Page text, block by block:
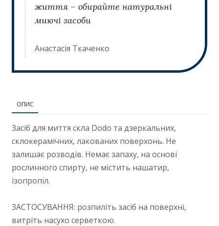
життя – обирайте натуральні
миючі засоби
Анастасія Ткаченко
ОПИС
Засіб для миття скла Dodo та дзеркальних,
склокерамічних, лакованих поверхонь. Не
залишає розводів. Немає запаху, на основі
рослинного спирту, не містить нашатир,
ізопропіл.
ЗАСТОСУВАННЯ: розпиліть засіб на поверхні,
витріть насухо серветкою.